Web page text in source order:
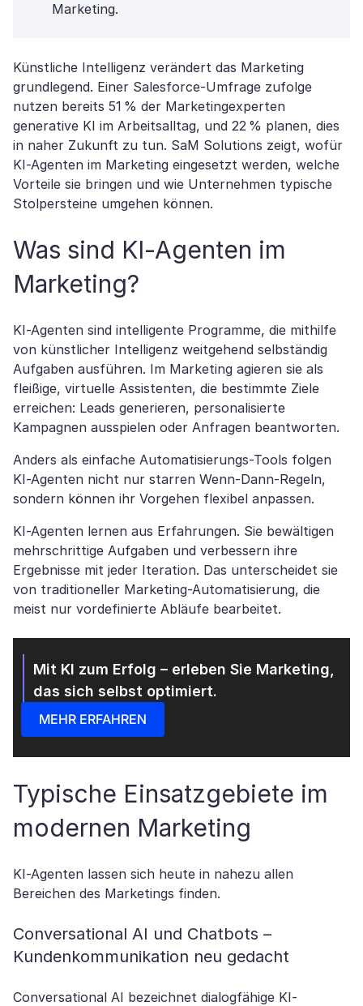
Marketing.
Künstliche Intelligenz verändert das Marketing
grundlegend. Einer Salesforce-Umfrage zufolge
nutzen bereits 51 % der Marketingexperten
generative KI im Arbeitsalltag, und 22 % planen, dies
in naher Zukunft zu tun. SaM Solutions zeigt, wofür
KI-Agenten im Marketing eingesetzt werden, welche
Vorteile sie bringen und wie Unternehmen typische
Stolpersteine umgehen können.
Was sind KI-Agenten im
Marketing?
KI-Agenten sind intelligente Programme, die mithilfe
von künstlicher Intelligenz weitgehend selbständig
Aufgaben ausführen. Im Marketing agieren sie als
fleißige, virtuelle Assistenten, die bestimmte Ziele
erreichen: Leads generieren, personalisierte
Kampagnen ausspielen oder Anfragen beantworten.
Anders als einfache Automatisierungs-Tools folgen
KI-Agenten nicht nur starren Wenn-Dann-Regeln,
sondern können ihr Vorgehen flexibel anpassen.
KI-Agenten lernen aus Erfahrungen. Sie bewältigen
mehrschrittige Aufgaben und verbessern ihre
Ergebnisse mit jeder Iteration. Das unterscheidet sie
von traditioneller Marketing-Automatisierung, die
meist nur vordefinierte Abläufe bearbeitet.
Mit KI zum Erfolg – erleben Sie Marketing,
das sich selbst optimiert.
MEHR ERFAHREN
Typische Einsatzgebiete im
modernen Marketing
KI-Agenten lassen sich heute in nahezu allen
Bereichen des Marketings finden.
Conversational AI und Chatbots –
Kundenkommunikation neu gedacht
Conversational AI bezeichnet dialogfähige KI-